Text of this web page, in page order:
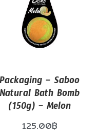
Packaging – Saboo
Natural Bath Bomb
(150g) – Melon
125.00฿